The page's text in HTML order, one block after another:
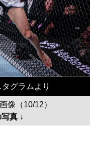
グラムより
像（10/12）
真 ↓